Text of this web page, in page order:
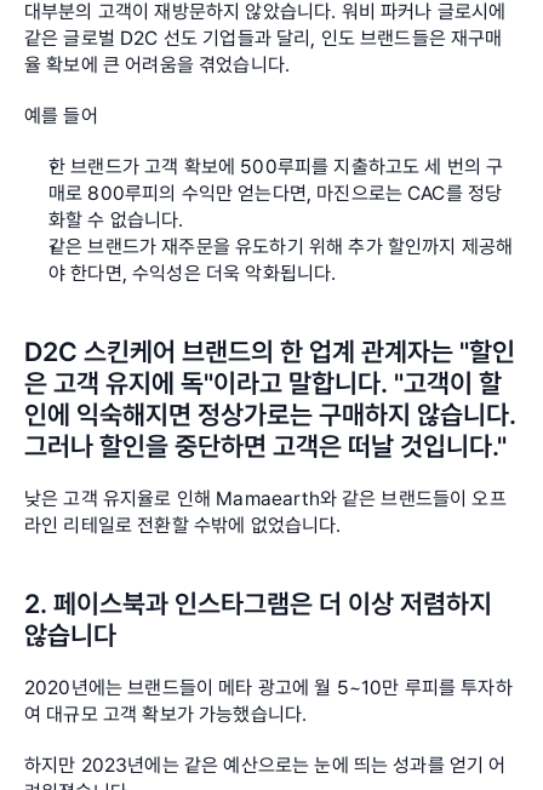
대부분의 고객이 재방문하지 않았습니다. 워비 파커나 글로시에
같은 글로벌 D2C 선도 기업들과 달리, 인도 브랜드들은 재구매
율 확보에 큰 어려움을 겪었습니다.
예를 들어
한 브랜드가 고객 확보에 500루피를 지출하고도 세 번의 구
매로 800루피의 수익만 얻는다면, 마진으로는 CAC를 정당
화할 수 없습니다.
같은 브랜드가 재주문을 유도하기 위해 추가 할인까지 제공해
야 한다면, 수익성은 더욱 악화됩니다.
D2C 스킨케어 브랜드의 한 업계 관계자는 "할인
은 고객 유지에 독"이라고 말합니다. "고객이 할
인에 익숙해지면 정상가로는 구매하지 않습니다.
그러나 할인을 중단하면 고객은 떠날 것입니다."
낮은 고객 유지율로 인해 Mamaearth와 같은 브랜드들이 오프
라인 리테일로 전환할 수밖에 없었습니다.
2. 페이스북과 인스타그램은 더 이상 저렴하지
않습니다
2020년에는 브랜드들이 메타 광고에 월 5~10만 루피를 투자하
여 대규모 고객 확보가 가능했습니다.
하지만 2023년에는 같은 예산으로는 눈에 띄는 성과를 얻기 어